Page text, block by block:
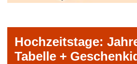
Hochzeitstage:
Tabelle +